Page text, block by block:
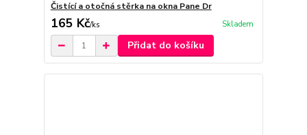
Čistící a otočná stěrka na okna Pane Dr
165 Kč/ks Skladem
Přidat do košíku